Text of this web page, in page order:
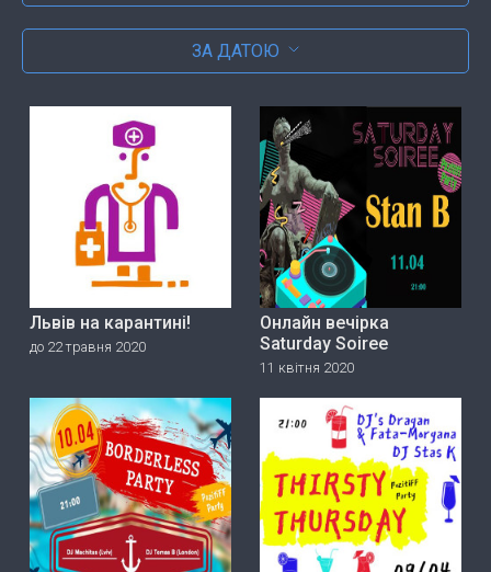
ЗА ДАТОЮ
Львів на карантині!
до 22 травня 2020
Онлайн вечірка
Saturday Soiree
11 квітня 2020